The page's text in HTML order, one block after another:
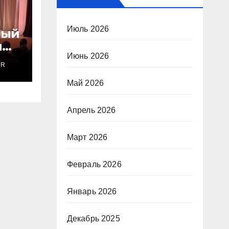
Июль 2026
Июнь 2026
Май 2026
Апрель 2026
Март 2026
Февраль 2026
Январь 2026
Декабрь 2025